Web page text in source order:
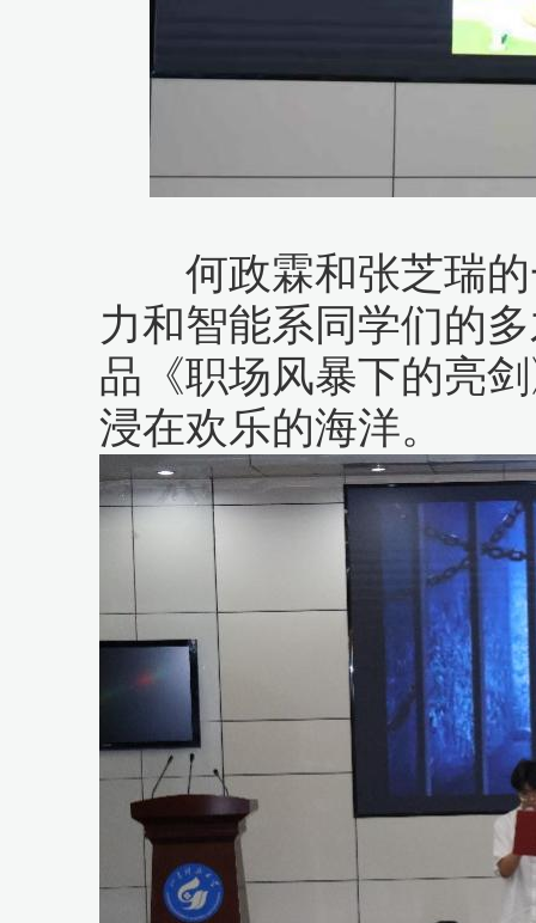
何政霖和张芝瑞的
力和智能系同学们的
品《职场风暴下的亮
浸在欢乐的海洋。